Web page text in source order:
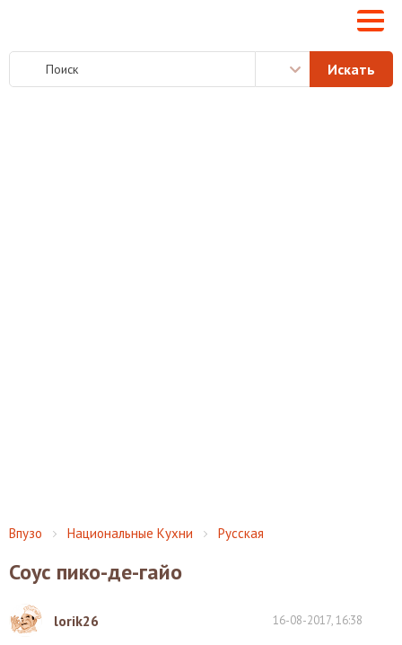
Впузо Национальные Кухни Русская
Соус пико-де-гайо
lorik26 16-08-2017, 16:38